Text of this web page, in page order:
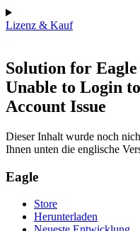
Lizenz & Kauf
Solution for
Unable to Login
Account Issue
Dieser Inhalt wurde noch
Ihnen unten die englische
Eagle
Store
Herunterladen